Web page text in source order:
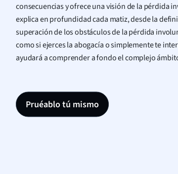
consecuencias y ofrece una visión de la pérdida
explica en profundidad cada matiz, desde la
superación de los obstáculos de la pérdida
como si ejerces la abogacía o simplemente te
ayudará a comprender a fondo el complejo
Pruéablo tú mismo